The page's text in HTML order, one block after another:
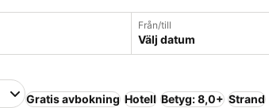
Från/till
Välj datum
Gratis avbokning Hotell Betyg: 8,0+ Strand